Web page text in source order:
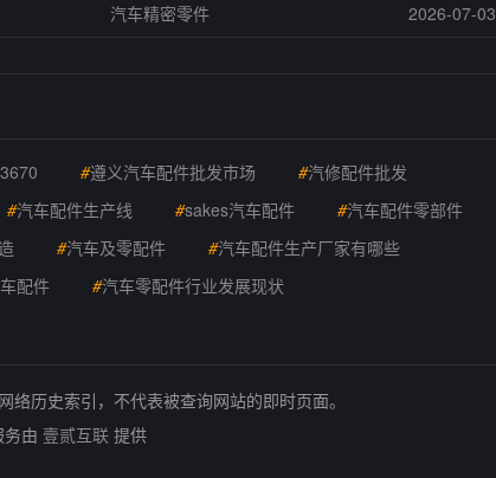
汽车精密零件 2026-07-03
#遵义汽车配件批发市场 #汽修配件批发
#汽车配件生产线 #sakes汽车配件 #汽车配件零部件
#汽车及零配件 #汽车配件生产厂家有哪些
配件 #汽车零配件行业发展现状
历史索引，不代表被查询网站的即时页面。
由 壹贰互联 提供